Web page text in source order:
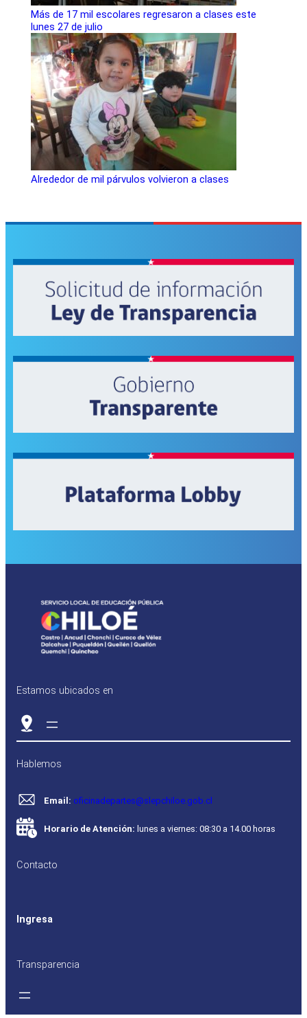
Más de 17 mil escolares regresaron a clases este
lunes 27 de julio
Alrededor de mil párvulos volvieron a clases
Estamos ubicados en
Hablemos
Email: oficinadepartes@slepchiloe.gob.cl
Horario de Atención: lunes a viernes: 08:30 a 14.00 horas
Contacto
Ingresa
Transparencia